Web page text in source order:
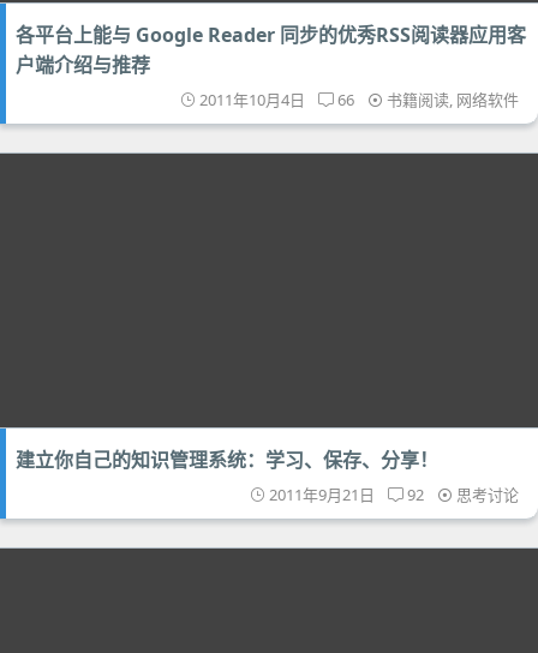
各平台上能与 Google Reader 同步的优秀RSS阅读器应用客
户端介绍与推荐
2011年10月4日 66 书籍阅读, 网络软件
建立你自己的知识管理系统：学习、保存、分享！
2011年9月21日 92 思考讨论